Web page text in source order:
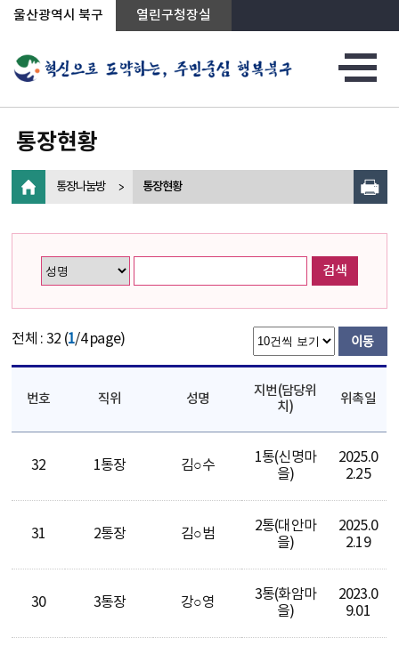
상단메뉴로 바로가기
전체메뉴로 바로가기
왼쪽메뉴로 바로가기
본문으로 바로가기
울산광역시 북구 열린구청장실
통장현황
통장나눔방 통장현황
검색
전체 : 32 (1/4 page)
번호 직위 성명
지번(담당위
치)
위촉일
32 1통장 김○수
1통(신명마
을)
2025.0
2.25
31 2통장 김○범
2통(대안마
을)
2025.0
2.19
30 3통장 강○영
3통(화암마
을)
2023.0
9.01